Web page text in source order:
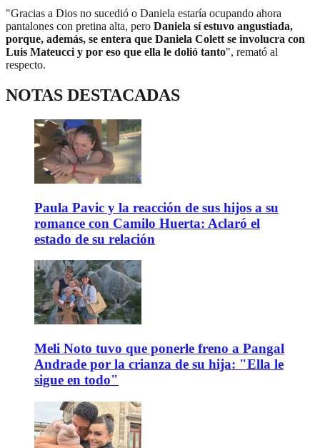
"Gracias a Dios no sucedió o Daniela estaría ocupando ahora
pantalones con pretina alta, pero Daniela sí estuvo angustiada,
porque, además, se entera que Daniela Colett se involucra con
Luis Mateucci y por eso que ella le dolió tanto", remató al
respecto.
NOTAS DESTACADAS
Paula Pavic y la reacción de sus hijos a su
romance con Camilo Huerta: Aclaró el
estado de su relación
Meli Noto tuvo que ponerle freno a Pangal
Andrade por la crianza de su hija: "Ella le
sigue en todo"